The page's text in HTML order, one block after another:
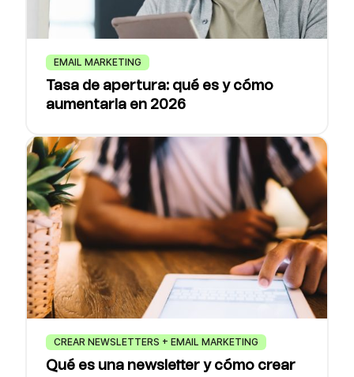
EMAIL MARKETING
Tasa de apertura: qué es y cómo
aumentarla en 2026
CREAR NEWSLETTERS + EMAIL MARKETING
Qué es una newsletter y cómo crear